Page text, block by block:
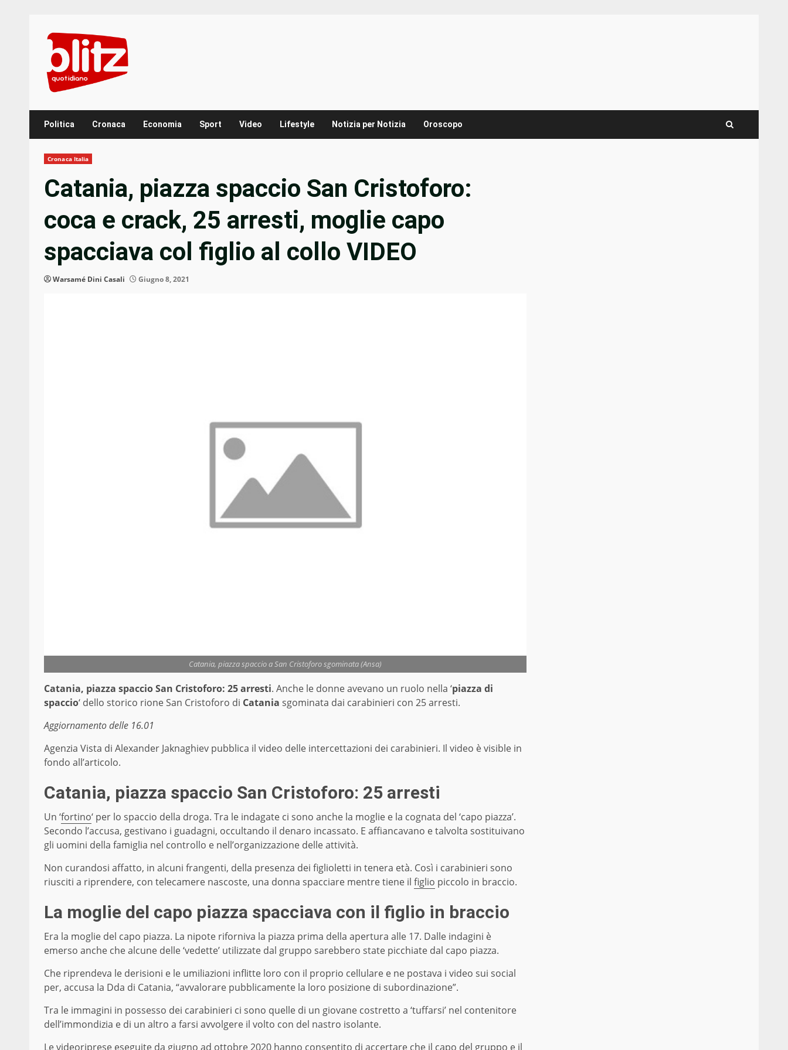
content
Politica Cronaca Economia Sport Video Lifestyle Notizia per Notizia Oroscopo
Cronaca Italia
Catania, piazza spaccio San Cristoforo:
coca e crack, 25 arresti, moglie capo
spacciava col figlio al collo VIDEO
Warsamé Dini Casali Giugno 8, 2021
Catania, piazza spaccio a San Cristoforo sgominata (Ansa)
Catania, piazza spaccio San Cristoforo: 25 arresti. Anche le donne avevano un ruolo nella ‘piazza di
spaccio‘ dello storico rione San Cristoforo di Catania sgominata dai carabinieri con 25 arresti.
Aggiornamento delle 16.01
Agenzia Vista di Alexander Jaknaghiev pubblica il video delle intercettazioni dei carabinieri. Il video è visible in
fondo all’articolo.
Catania, piazza spaccio San Cristoforo: 25 arresti
Un ‘fortino‘ per lo spaccio della droga. Tra le indagate ci sono anche la moglie e la cognata del ‘capo piazza’.
Secondo l’accusa, gestivano i guadagni, occultando il denaro incassato. E affiancavano e talvolta sostituivano
gli uomini della famiglia nel controllo e nell’organizzazione delle attività.
Non curandosi affatto, in alcuni frangenti, della presenza dei figlioletti in tenera età. Così i carabinieri sono
riusciti a riprendere, con telecamere nascoste, una donna spacciare mentre tiene il figlio piccolo in braccio.
La moglie del capo piazza spacciava con il figlio in braccio
Era la moglie del capo piazza. La nipote riforniva la piazza prima della apertura alle 17. Dalle indagini è
emerso anche che alcune delle ‘vedette’ utilizzate dal gruppo sarebbero state picchiate dal capo piazza.
Che riprendeva le derisioni e le umiliazioni inflitte loro con il proprio cellulare e ne postava i video sui social
per, accusa la Dda di Catania, “avvalorare pubblicamente la loro posizione di subordinazione”.
Tra le immagini in possesso dei carabinieri ci sono quelle di un giovane costretto a ‘tuffarsi’ nel contenitore
dell’immondizia e di un altro a farsi avvolgere il volto con del nastro isolante.
Le videoriprese eseguite da giugno ad ottobre 2020 hanno consentito di accertare che il capo del gruppo e il